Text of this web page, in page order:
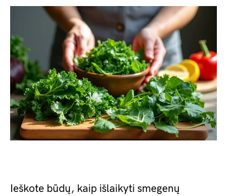
Ieškote būdų, kaip išlaikyti smegenų